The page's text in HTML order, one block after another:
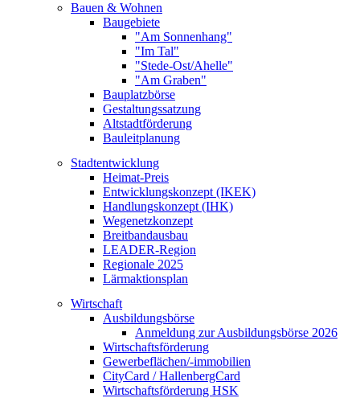
Bauen & Wohnen
Baugebiete
"Am Sonnenhang"
"Im Tal"
"Stede-Ost/Ahelle"
"Am Graben"
Bauplatzbörse
Gestaltungssatzung
Altstadtförderung
Bauleitplanung
Stadtentwicklung
Heimat-Preis
Entwicklungskonzept (IKEK)
Handlungskonzept (IHK)
Wegenetzkonzept
Breitbandausbau
LEADER-Region
Regionale 2025
Lärmaktionsplan
Wirtschaft
Ausbildungsbörse
Anmeldung zur Ausbildungsbörse 2026
Wirtschaftsförderung
Gewerbeflächen/-immobilien
CityCard / HallenbergCard
Wirtschaftsförderung HSK